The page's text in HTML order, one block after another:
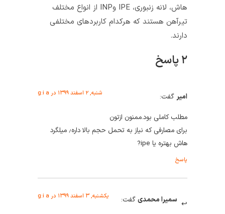
هاش، لانه زنبوری، IPE وINP از انواع مختلف
تیرآهن هستند که هرکدام کاربردهای مختلفی
مطلب کاملی بود.ممنون ازتون
برای مصارفی که نیاز به تحمل حجم بالا داره٫ میلگرد
هاش بهتره یا ipe?
سمیرا محمدیگفت: یکشنبه, ۳ اسفند ۱۳۹۹ در g:i a